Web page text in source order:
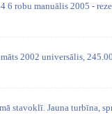
6 robu manuālis 2005 -
2002 universālis,
stavoklī. Jauna turbīna,